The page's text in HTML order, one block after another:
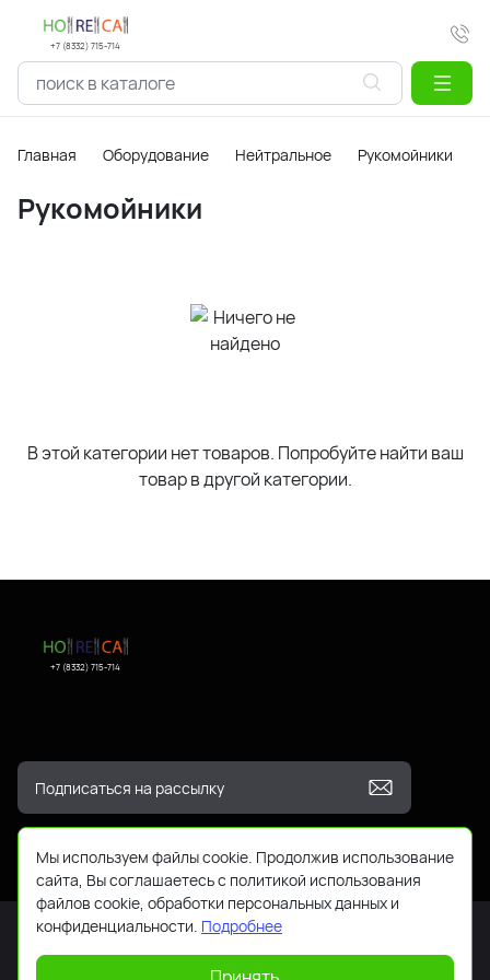
+7 (8332) 715-714
Главная Оборудование Нейтральное Рукомойники
Рукомойники
В этой категории нет товаров. Попробуйте найти ваш
товар в другой категории.
+7 (8332) 715-714
Мы используем файлы cookie. Продолжив использование
сайта, Вы соглашаетесь с политикой использования
файлов cookie, обработки персональных данных и
конфиденциальности. Подробнее